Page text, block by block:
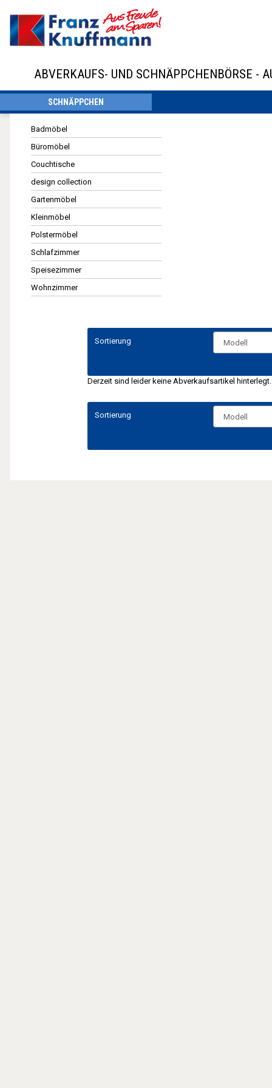
ABVERKAUFS- UND SCHNÄPPCHENBÖRSE -
SCHNÄPPCHEN
Badmöbel
Büromöbel
Couchtische
design collection
Gartenmöbel
Kleinmöbel
Polstermöbel
Schlafzimmer
Speisezimmer
Wohnzimmer
Sortierung
Derzeit sind leider keine Abverkaufsartikel hinterlegt.
Sortierung